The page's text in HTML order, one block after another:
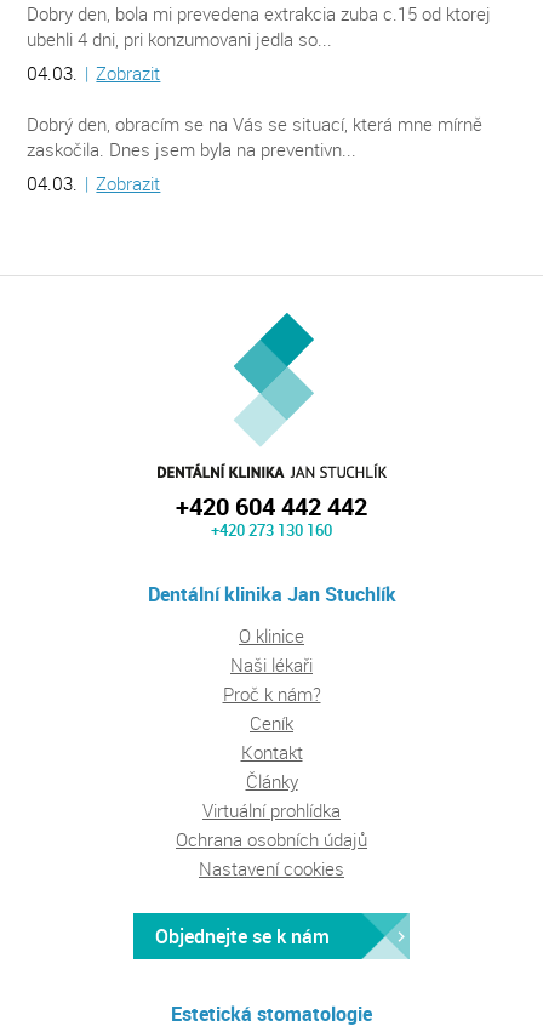
Dobry den, bola mi prevedena extrakcia zuba c.15 od ktorej
ubehli 4 dni, pri konzumovani jedla so...
04.03. | Zobrazit
Dobrý den, obracím se na Vás se situací, která mne mírně
zaskočila. Dnes jsem byla na preventivn...
04.03. | Zobrazit
+420 604 442 442
+420 273 130 160
Dentální klinika Jan Stuchlík
O klinice
Naši lékaři
Proč k nám?
Ceník
Kontakt
Články
Virtuální prohlídka
Ochrana osobních údajů
Nastavení cookies
Objednejte se k nám
Estetická stomatologie